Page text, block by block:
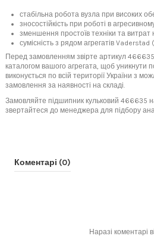
стабільна робота вузла при високих
зносостійкість при роботі в
зменшення простоїв техніки та
сумісність з рядом агрегатів
Перед замовленням звірте артикул
каталогом вашого агрегата, щоб уникнути
виконується по всій території України з
замовлення за наявності на складі.
Замовляйте підшипник кульковий 466635
звертайтеся до менеджера для підбору
Коментарі (0)
Наразі коментарі